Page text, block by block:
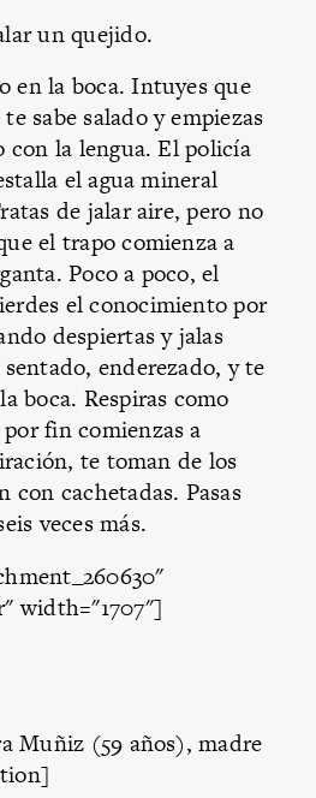
un quejido.
en la boca. Intuyes que
sabe salado y empiezas
con la lengua. El policía
el agua mineral
de jalar aire, pero no
el trapo comienza a
Poco a poco, el
el conocimiento por
despiertas y jalas
enderezado, y te
boca. Respiras como
fin comienzas a
te toman de los
con cachetadas. Pasas
veces más.
width="1707"]
Muñiz (59 años), madre